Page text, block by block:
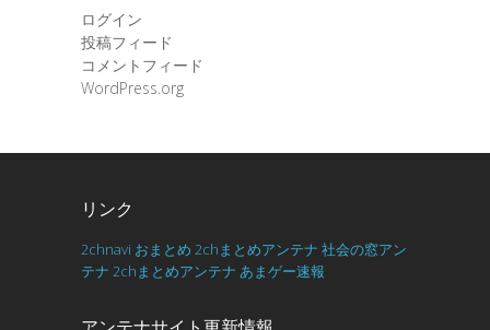
ログイン
投稿フィード
コメントフィード
WordPress.org
リンク
2chnavi おまとめ 2chまとめアンテナ 社会の窓アン
テナ 2chまとめアンテナ あまゲー速報